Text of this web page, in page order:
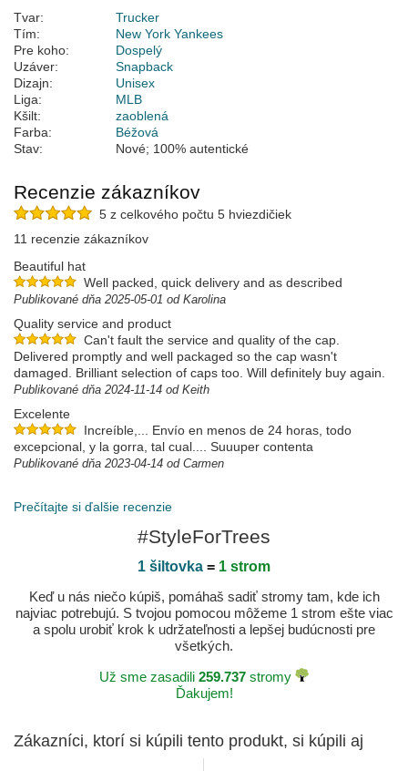
Tvar:
Trucker
Tím:
New York Yankees
Pre koho:
Dospelý
Uzáver:
Snapback
Dizajn:
Unisex
Liga:
MLB
Kšilt:
zaoblená
Farba:
Béžová
Stav:
Nové; 100% autentické
Recenzie zákazníkov
5 z celkového počtu 5 hviezdičiek
11 recenzie zákazníkov
Beautiful hat
Well packed, quick delivery and as described
Publikované dňa 2025-05-01 od Karolina
Quality service and product
Can't fault the service and quality of the cap.
Delivered promptly and well packaged so the cap wasn't
damaged. Brilliant selection of caps too. Will definitely buy again.
Publikované dňa 2024-11-14 od Keith
Excelente
Increíble,... Envío en menos de 24 horas, todo
excepcional, y la gorra, tal cual.... Suuuper contenta
Publikované dňa 2023-04-14 od Carmen
Prečítajte si ďalšie recenzie
#StyleForTrees
1 šiltovka = 1 strom
Keď u nás niečo kúpiš, pomáhaš sadiť stromy tam, kde ich
najviac potrebujú. S tvojou pomocou môžeme 1 strom ešte viac
a spolu urobiť krok k udržateľnosti a lepšej budúcnosti pre
všetkých.
Už sme zasadili 259.737 stromy
Ďakujem!
Zákazníci, ktorí si kúpili tento produkt, si kúpili aj